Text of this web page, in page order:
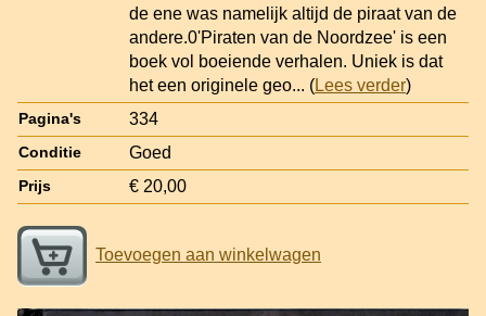
de ene was namelijk altijd de piraat van de
andere.0'Piraten van de Noordzee' is een
boek vol boeiende verhalen. Uniek is dat
het een originele geo... (Lees verder)
Pagina's 334
Conditie Goed
Prijs € 20,00
Toevoegen aan winkelwagen